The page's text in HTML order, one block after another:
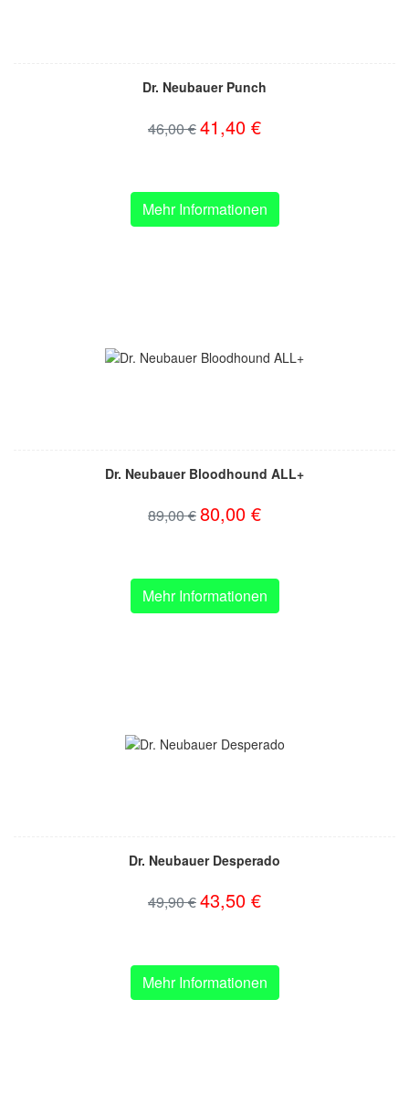
Dr. Neubauer Punch
46,00 €41,40 €
Mehr Informationen
Dr. Neubauer Bloodhound ALL+
89,00 €80,00 €
Mehr Informationen
Dr. Neubauer Desperado
49,90 €43,50 €
Mehr Informationen